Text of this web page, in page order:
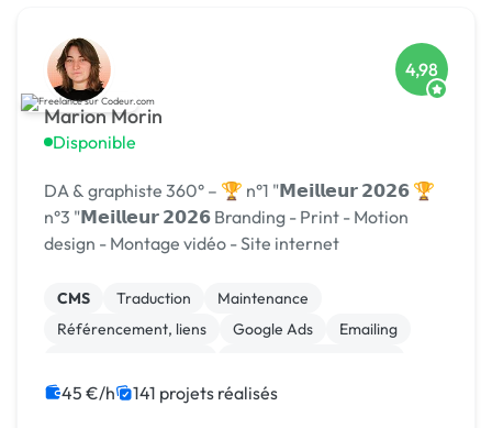
Marion Morin
Disponible
4,98
DA & graphiste 360° – 🏆 n°1 "𝗠𝗲𝗶𝗹𝗹𝗲𝘂𝗿 𝟮𝟬𝟮𝟲 🏆
n°3 "𝗠𝗲𝗶𝗹𝗹𝗲𝘂𝗿 𝟮𝟬𝟮𝟲 Branding - Print - Motion
design - Montage vidéo - Site internet
CMS Traduction
Maintenance
Référencement, liens
Google Ads
Emailing
Migration ou refonte de site
Landing page
45 €/h 141 projets réalisés